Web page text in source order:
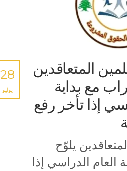
المتعاقدين
مع بداية
إذا تأخر رفع
28
يوليو
يلوّح
العام الدراسي إذا